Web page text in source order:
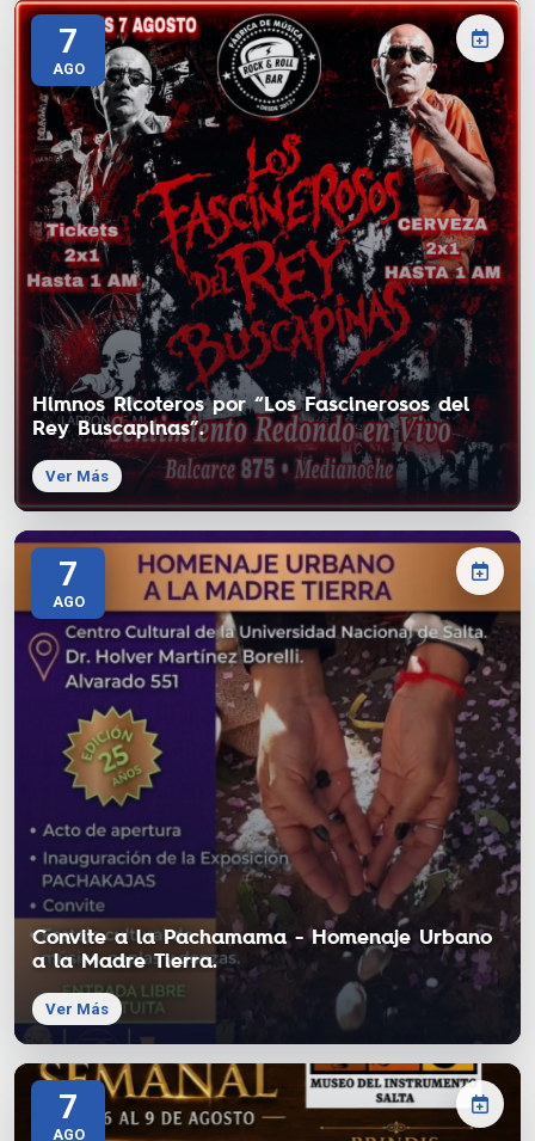
7
AGO
Himnos Ricoteros por “Los Fascinerosos del
Rey Buscapinas”.
Ver Más
7
AGO
Convite a la Pachamama - Homenaje Urbano
a la Madre Tierra.
Ver Más
7
AGO